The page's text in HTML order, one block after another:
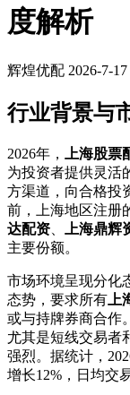
度解析
辉煌优配 2026-7-17
行业背景与
2026年， 上海股票
为投资者提供灵活
方渠道，向合格投
前，上海地区注册
达配资
上海鼎辉
主要份额。
市场环境呈现分化
态势，要求所有
或与持牌券商合作
尤其是短线交易者
强烈。据统计，
增长12%，日均交